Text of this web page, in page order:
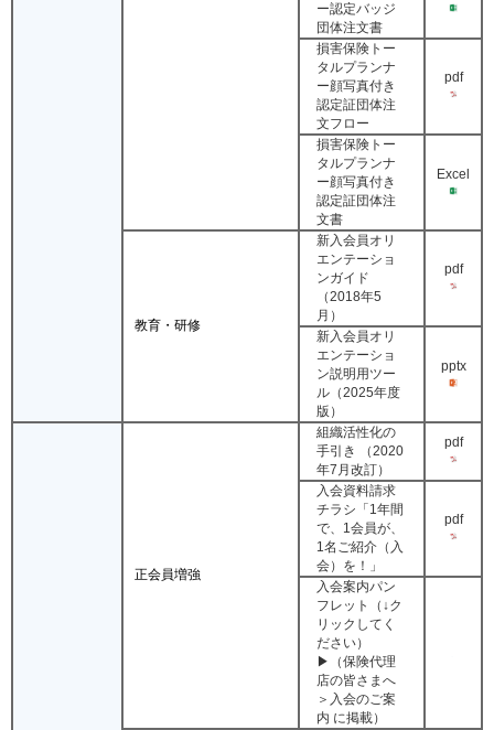
ー認定バッジ
団体注文書
損害保険トー
タルプランナ
ー顔写真付き
認定証団体注
文フロー
pdf
損害保険トー
タルプランナ
ー顔写真付き
認定証団体注
文書
Excel
教育・研修
新入会員オリ
エンテーショ
ンガイド
（2018年5
月）
pdf
新入会員オリ
エンテーショ
ン説明用ツー
ル（2025年度
版）
pptx
正会員増強
組織活性化の
手引き （2020
年7月改訂）
pdf
入会資料請求
チラシ「1年間
で、1会員が、
1名ご紹介（入
会）を！」
pdf
入会案内パン
フレット（↓ク
リックしてく
ださい）
▶（保険代理
店の皆さまへ
＞入会のご案
内 に掲載）